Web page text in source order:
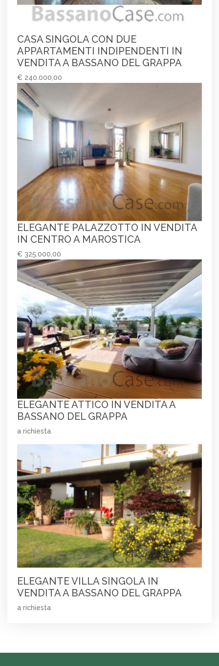
CASA SINGOLA CON DUE
APPARTAMENTI INDIPENDENTI IN
VENDITA A BASSANO DEL GRAPPA
€ 240.000,00
ELEGANTE PALAZZOTTO IN VENDITA
IN CENTRO A MAROSTICA
€ 325.000,00
ELEGANTE ATTICO IN VENDITA A
BASSANO DEL GRAPPA
a richiesta
ELEGANTE VILLA SINGOLA IN
VENDITA A BASSANO DEL GRAPPA
a richiesta